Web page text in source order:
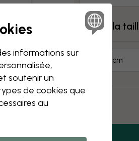
Choisir la
70x50 cm
informations sur
soutenir un
de cookies que
au